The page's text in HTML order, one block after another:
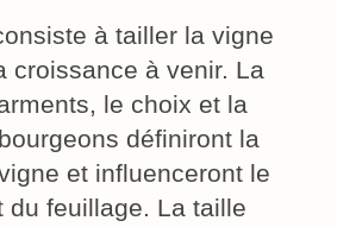
à tailler la vigne
croissance à venir. La
le choix et la
définiront la
et influenceront le
du feuillage. La taille